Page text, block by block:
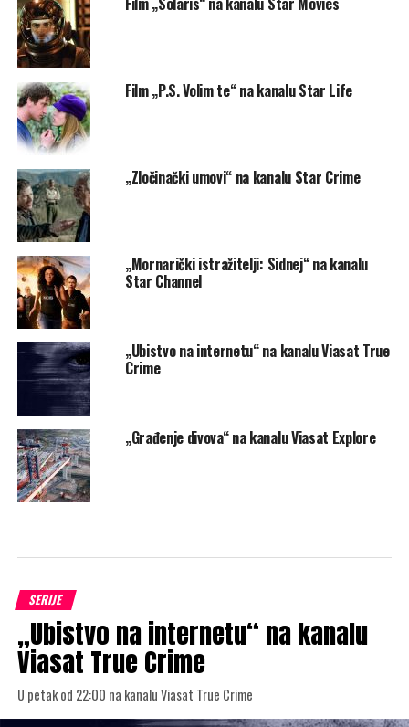
Film „P.S. Volim te“ na kanalu Star Life
„Zločinački umovi“ na kanalu Star Crime
„Mornarički istražitelji: Sidnej“ na kanalu
Star Channel
„Ubistvo na internetu“ na kanalu Viasat True
Crime
„Građenje divova“ na kanalu Viasat Explore
SERIJE
„Ubistvo na internetu“ na kanalu
Viasat True Crime
U petak od 22:00 na kanalu Viasat True Crime